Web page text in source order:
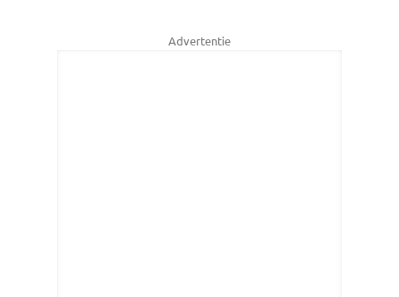
Advertentie